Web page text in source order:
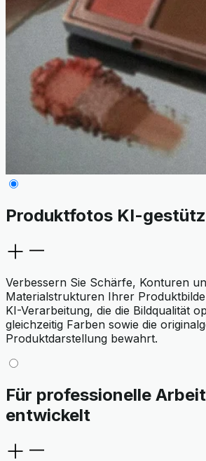
Produktfotos KI-
Verbessern Sie Schärfe, Konturen
Materialstrukturen Ihrer
KI-Verarbeitung, die die Bildqualität
gleichzeitig Farben sowie die
Produktdarstellung bewahrt.
Für professionelle
entwickelt